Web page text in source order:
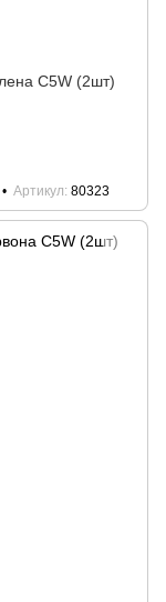
C5W (2шт)
Артикул 80323